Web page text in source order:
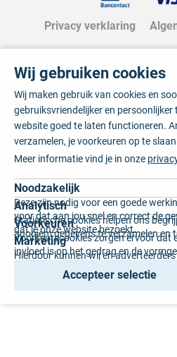
Privacy verklaring
Wij gebruiken cookies
Wij maken gebruik van cookies en
gebruiksvriendelijker en
website goed te laten functioneren.
verzamelen, je voorkeuren op te
Meer informatie vind je in onze
Noodzakelijk
Deze zijn nodig voor een goede
voor dat aan jou snel en correct de
dat je onze website bezoekt.
Analytisch
Statistische cookies helpen ons
anoniem gegevens te verzamelen en
Voorkeuren
Voorkeurscookies zorgen ervoor dat
invloed is op het gedrag en de
voorkeur of de regio waar u woont.
Marketing
Hierdoor kunnen wij en
gepersonaliseerde online
Accepteer selectie